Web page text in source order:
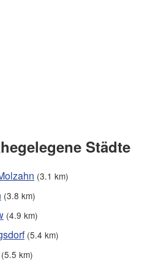
Städte
(3.1 km)
(3.8 km)
(4.9 km)
(5.4 km)
(5.5 km)